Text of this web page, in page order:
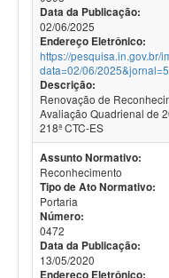
Data da Publicação:
02/06/2025
Endereço Eletrônico:
https://pesquisa.in.gov.br/
data=02/06/
Descrição:
Renovação de
Avaliação Quadrienal de
218ª CTC-ES
Assunto Normativo:
Reconhecimento
Tipo de Ato Normativo:
Portaria
Número:
0472
Data da Publicação:
13/05/2020
Endereço Eletrônico: